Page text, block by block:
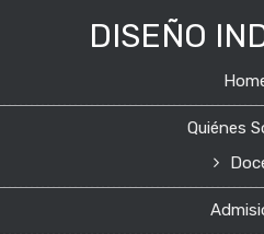
DISEÑO
Quiénes